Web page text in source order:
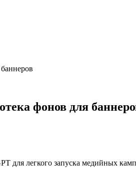
фонов для
для легкого запуска медийных